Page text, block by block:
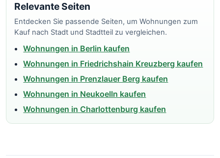
Relevante Seiten
Entdecken Sie passende Seiten, um Wohnungen zum
Kauf nach Stadt und Stadtteil zu vergleichen.
Wohnungen in Berlin kaufen
Wohnungen in Friedrichshain Kreuzberg kaufen
Wohnungen in Prenzlauer Berg kaufen
Wohnungen in Neukoelln kaufen
Wohnungen in Charlottenburg kaufen